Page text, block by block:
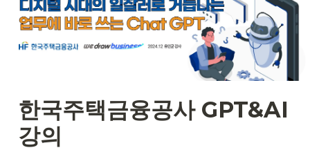
한국주택금융공사 GPT&AI
강의